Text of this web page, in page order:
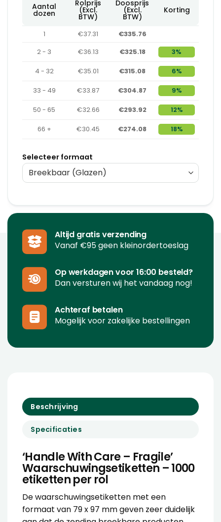
Aantal
dozen
Rolprijs
(Excl.
BTW)
Doosprijs
(Excl.
BTW)
Korting
1 €37.31
€335.76
2 - 3
€36.13 €325.18 3%
4 - 32 €35.01 €315.08 6%
33 - 49 €33.87 €304.87 9%
50 - 65 €32.66 €293.92 12%
66 + €30.45 €274.08 18%
Selecteer formaat
Altijd gratis verzending
Vanaf €95 geen kleinordertoeslag
Op werkdagen voor 16:00 besteld?
Dan versturen wij het vandaag nog!
Achteraf betalen
Mogelijk voor zakelijke bestellingen
Beschrijving
Specificaties
‘Handle With Care – Fragile’
Waarschuwingsetiketten – 1000
etiketten per rol
De waarschuwingsetiketten met een
formaat van 79 x 97 mm geven zeer duidelijk